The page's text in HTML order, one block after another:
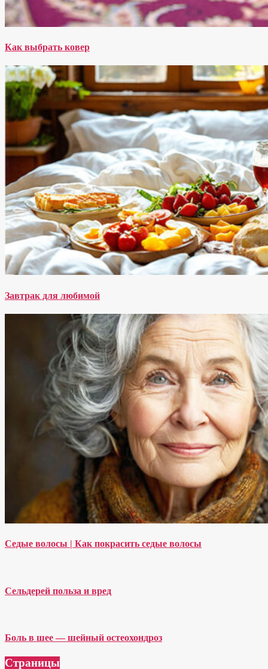
Как выбрать ковер
Завтрак для любимой
Седые волосы | Как покрасить седые волосы
Сельдерей польза и вред
Боль в шее — шейный остеохондроз
Страницы